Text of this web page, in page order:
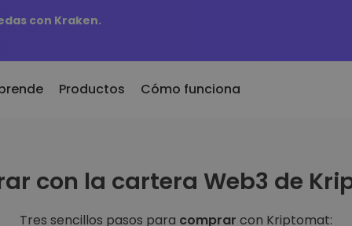
con Kraken.
recientemente
recién añadidos a
Productos
KriptoEarn
Gana recompensas con tus
Cómo funciona
con la cartera Web3 de
Tres sencillos pasos para comprar con Kriptomat: